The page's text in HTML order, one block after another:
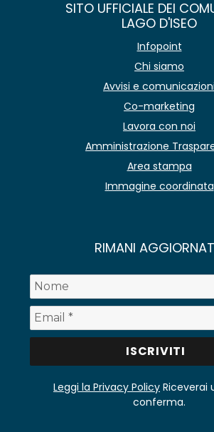
SITO UFFICIALE DEI
LAGO D'ISEO
Infopoint
Chi siamo
Avvisi e comunicazioni
Co-marketing
Lavora con noi
Amministrazione
Area stampa
Immagine coordinata
RIMANI
Leggi la Privacy Policy Riceverai
conferma.